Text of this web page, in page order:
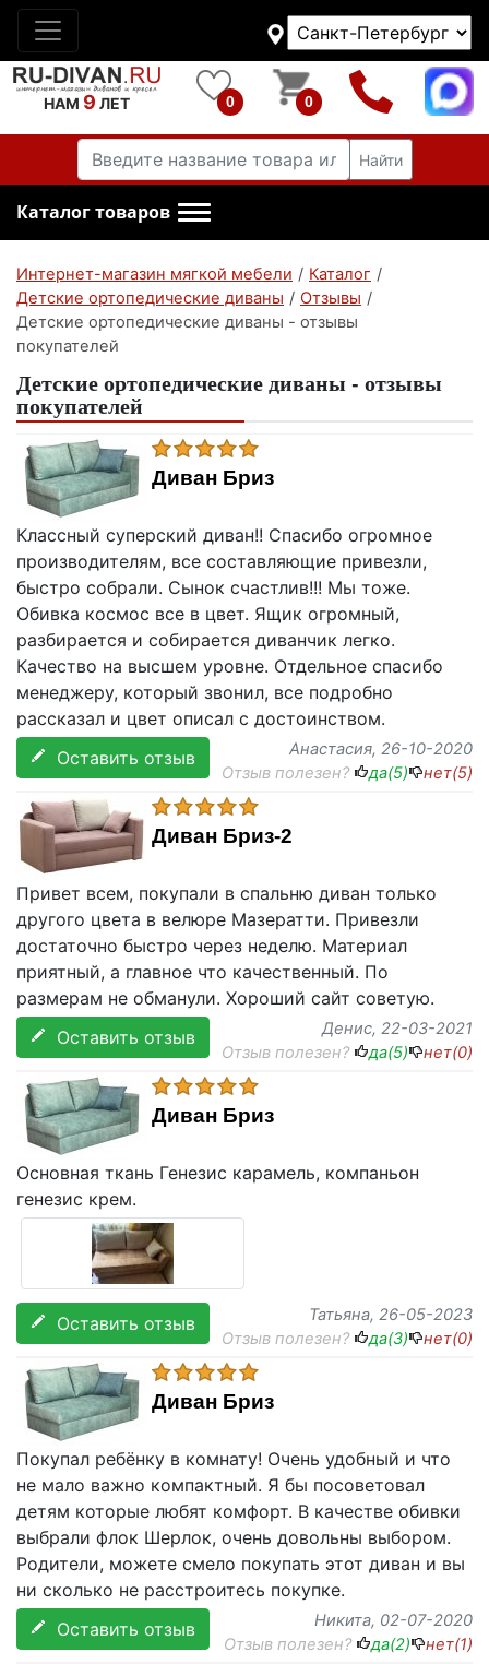
НАМ 9 ЛЕТ 0 0
Найти
Каталог товаров
Интернет-магазин мягкой мебели / Каталог /
Детские ортопедические диваны / Отзывы /
Детские ортопедические диваны - отзывы
покупателей
Детские ортопедические диваны - отзывы
покупателей
Диван Бриз
Классный суперский диван!! Спасибо огромное
производителям, все составляющие привезли,
быстро собрали. Сынок счастлив!!! Мы тоже.
Обивка космос все в цвет. Ящик огромный,
разбирается и собирается диванчик легко.
Качество на высшем уровне. Отдельное спасибо
менеджеру, который звонил, все подробно
рассказал и цвет описал с достоинством.
Оставить отзыв
Анастасия, 26-10-2020
Отзыв полезен?
да(5) нет(5)
Диван Бриз-2
Привет всем, покупали в спальню диван только
другого цвета в велюре Мазератти. Привезли
достаточно быстро через неделю. Материал
приятный, а главное что качественный. По
размерам не обманули. Хороший сайт советую.
Оставить отзыв
Денис, 22-03-2021
Отзыв полезен?
да(5) нет(0)
Диван Бриз
Основная ткань Генезис карамель, компаньон
генезис крем.
Оставить отзыв Татьяна, 26-05-2023
Отзыв полезен?
да(3) нет(0)
Диван Бриз
Покупал ребёнку в комнату! Очень удобный и что
не мало важно компактный. Я бы посоветовал
детям которые любят комфорт. В качестве обивки
выбрали флок Шерлок, очень довольны выбором.
Родители, можете смело покупать этот диван и вы
ни сколько не расстроитесь покупке.
Оставить отзыв
Никита, 02-07-2020
Отзыв полезен?
да(2) нет(1)